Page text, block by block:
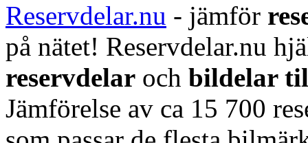
Reservdelar.nu - jämför
på nätet! Reservdelar.nu
reservdelar och bildelar
Jämförelse av ca 15 700